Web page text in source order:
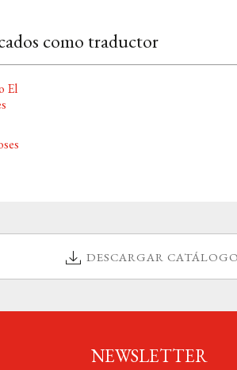
como traductor
DESCARGAR CATÁLOGO
NEWSLETTER